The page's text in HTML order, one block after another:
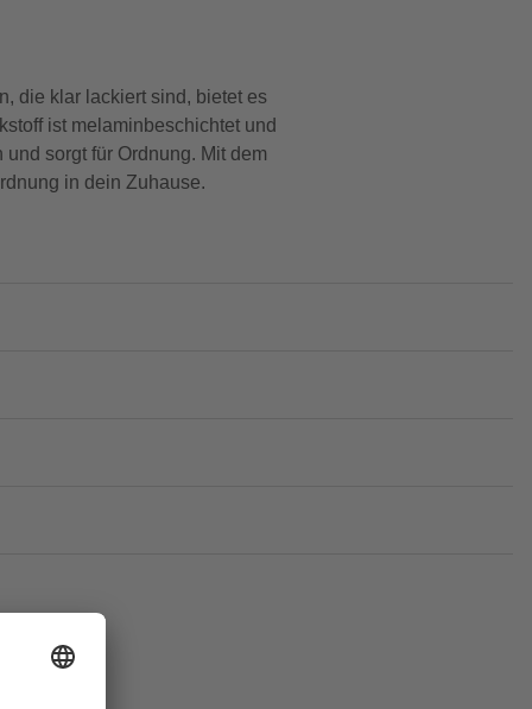
die klar lackiert sind, bietet es
ist melaminbeschichtet und
sorgt für Ordnung. Mit dem
in dein Zuhause.